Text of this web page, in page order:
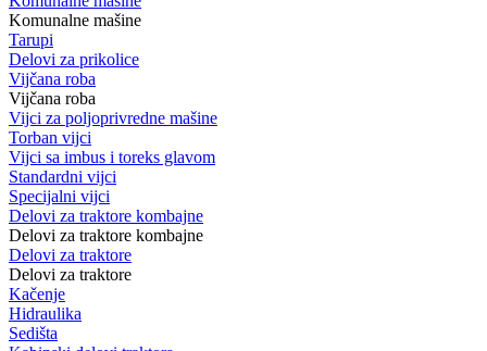
Komunalne mašine
Tarupi
Delovi za prikolice
Vijčana roba
Vijčana roba
Vijci za poljoprivredne mašine
Torban vijci
Vijci sa imbus i toreks glavom
Standardni vijci
Specijalni vijci
Delovi za traktore kombajne
Delovi za traktore kombajne
Delovi za traktore
Delovi za traktore
Kačenje
Hidraulika
Sedišta